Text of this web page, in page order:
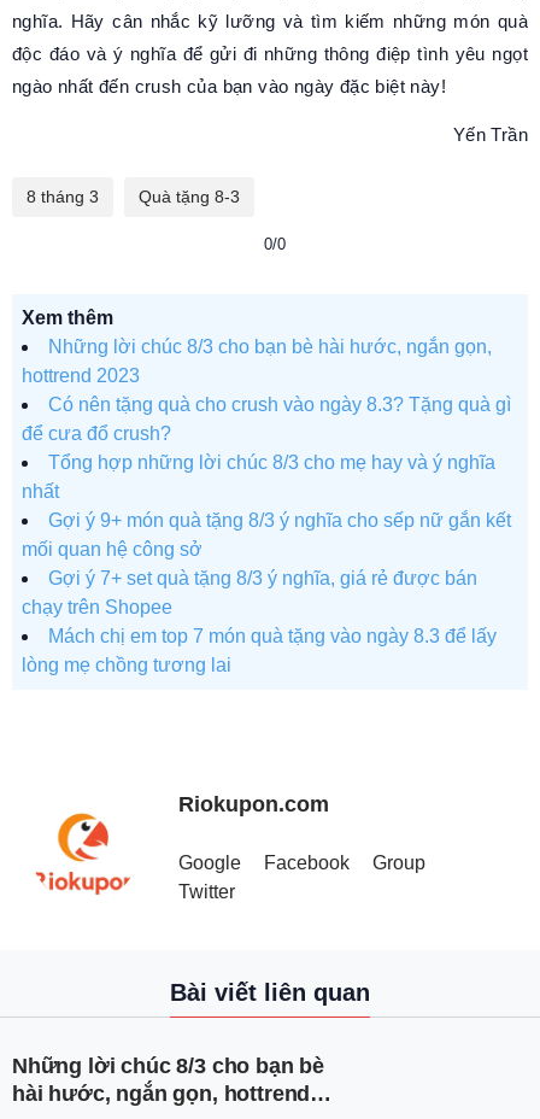
nghĩa. Hãy cân nhắc kỹ lưỡng và tìm kiếm những món quà
độc đáo và ý nghĩa để gửi đi những thông điệp tình yêu ngọt
ngào nhất đến crush của bạn vào ngày đặc biệt này!
Yến Trần
8 tháng 3 Quà tặng 8-3
0/0
Xem thêm
Những lời chúc 8/3 cho bạn bè hài hước, ngắn gọn,
hottrend 2023
Có nên tặng quà cho crush vào ngày 8.3? Tặng quà gì
để cưa đổ crush?
Tổng hợp những lời chúc 8/3 cho mẹ hay và ý nghĩa
nhất
Gợi ý 9+ món quà tặng 8/3 ý nghĩa cho sếp nữ gắn kết
mối quan hệ công sở
Gợi ý 7+ set quà tặng 8/3 ý nghĩa, giá rẻ được bán
chạy trên Shopee
Mách chị em top 7 món quà tặng vào ngày 8.3 để lấy
lòng mẹ chồng tương lai
Riokupon.com
Google Facebook
Group
Twitter
Bài viết liên quan
Những lời chúc 8/3 cho bạn bè
hài hước, ngắn gọn, hottrend